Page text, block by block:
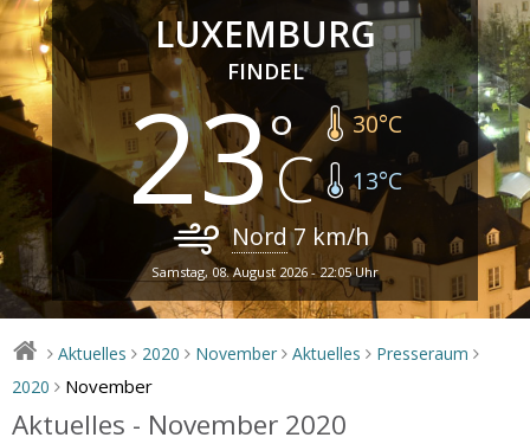
LUXEMBURG
FINDEL
23 30°C
13°C
Nord7 km/h
Samstag, 08. August 2026 - 22:05 Uhr
> Aktuelles > 2020 > November > Aktuelles > Presseraum >
2020 > November
Aktuelles - November 2020